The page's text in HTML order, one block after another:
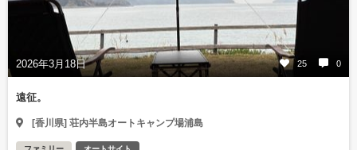
2026年3月18日 25 0
遠征。
[香川県] 荘内半島オートキャンプ場浦島